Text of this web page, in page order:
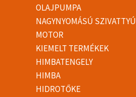
OLAJPUMPA
NAGYNYOMÁSÚ SZIVATTYÚ
MOTOR
KIEMELT TERMÉKEK
HIMBATENGELY
HIMBA
HIDROTŐKE